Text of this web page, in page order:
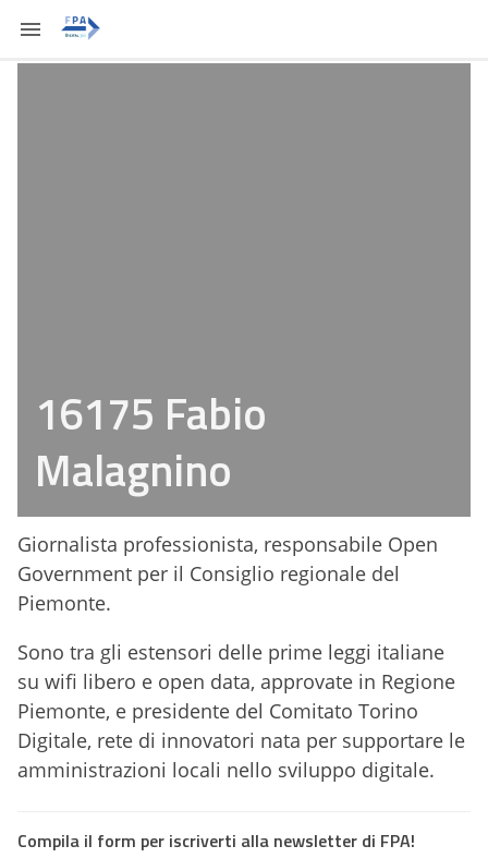
16175 Fabio
Malagnino
Giornalista professionista, responsabile Open
Government per il Consiglio regionale del
Piemonte.
Sono tra gli estensori delle prime leggi italiane
su wifi libero e open data, approvate in Regione
Piemonte, e presidente del Comitato Torino
Digitale, rete di innovatori nata per supportare le
amministrazioni locali nello sviluppo digitale.
Compila il form per iscriverti alla newsletter di FPA!